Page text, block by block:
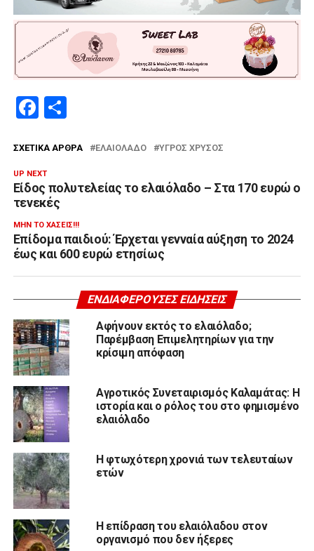
Facebook
Μοιραστείτε
ΣΧΕΤΙΚΆ ΆΡΘΡΑ ΕΛΑΙΌΛΑΔΟ ΥΓΡΌΣ ΧΡΥΣΌΣ
UP NEXT
Είδος πολυτελείας το ελαιόλαδο – Στα 170 ευρώ ο
τενεκές
ΜΗΝ ΤΟ ΧΆΣΕΙΣ!!!
Επίδομα παιδιού: Έρχεται γενναία αύξηση το 2024
έως και 600 ευρώ ετησίως
ΕΝΔΙΑΦΈΡΟΥΣΕΣ ΕΙΔΉΣΕΙΣ
Αφήνουν εκτός το ελαιόλαδο;
Παρέμβαση Επιμελητηρίων για την
κρίσιμη απόφαση
Αγροτικός Συνεταιρισμός Καλαμάτας: Η
ιστορία και ο ρόλος του στο φημισμένο
ελαιόλαδο
Η φτωχότερη χρονιά των τελευταίων
ετών
Η επίδραση του ελαιόλαδου στον
οργανισμό που δεν ήξερες